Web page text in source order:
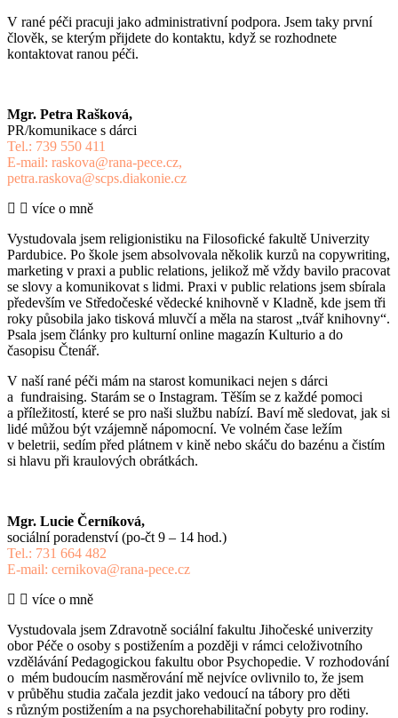
V rané péči pracuji jako administrativní podpora. Jsem taky první
člověk, se kterým přijdete do kontaktu, když se rozhodnete
kontaktovat ranou péči.
Mgr. Petra Rašková,
PR/komunikace s dárci
Tel.: 739 550 411
E-mail: raskova@rana-pece.cz,
petra.raskova@scps.diakonie.cz
více o mně
Vystudovala jsem religionistiku na Filosofické fakultě Univerzity
Pardubice. Po škole jsem absolvovala několik kurzů na copywriting,
marketing v praxi a public relations, jelikož mě vždy bavilo pracovat
se slovy a komunikovat s lidmi. Praxi v public relations jsem sbírala
především ve Středočeské vědecké knihovně v Kladně, kde jsem tři
roky působila jako tisková mluvčí a měla na starost „tvář knihovny“.
Psala jsem články pro kulturní online magazín Kulturio a do
časopisu Čtenář.
V naší rané péči mám na starost komunikaci nejen s dárci
a fundraising. Starám se o Instagram. Těším se z každé pomoci
a příležitostí, které se pro naši službu nabízí. Baví mě sledovat, jak si
lidé můžou být vzájemně nápomocní. Ve volném čase ležím
v beletrii, sedím před plátnem v kině nebo skáču do bazénu a čistím
si hlavu při kraulových obrátkách.
Mgr. Lucie Černíková,
sociální poradenství (po-čt 9 – 14 hod.)
Tel.: 731 664 482
E-mail: cernikova@rana-pece.cz
více o mně
Vystudovala jsem Zdravotně sociální fakultu Jihočeské univerzity
obor Péče o osoby s postižením a později v rámci celoživotního
vzdělávání Pedagogickou fakultu obor Psychopedie. V rozhodování
o mém budoucím nasměrování mě nejvíce ovlivnilo to, že jsem
v průběhu studia začala jezdit jako vedoucí na tábory pro děti
s různým postižením a na psychorehabilitační pobyty pro rodiny.